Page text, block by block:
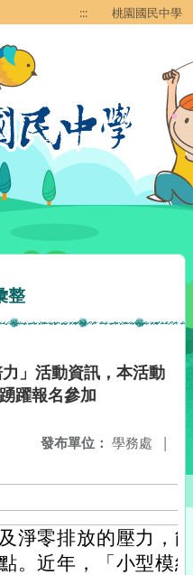
::: 桃園國民中學
整
」活動資訊，本活動
躍報名參加
發布單位： 學務處 |
淨零排放的壓力，
。近年，「小型模